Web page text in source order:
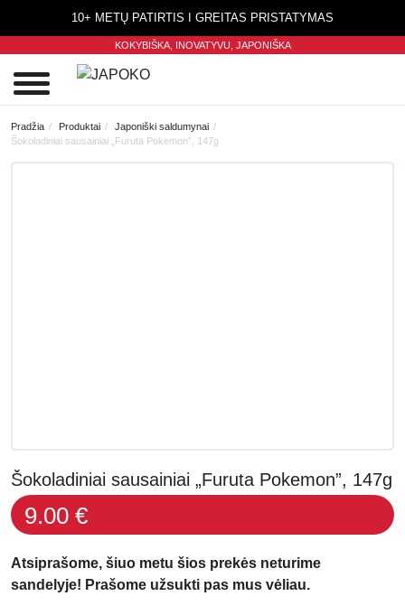
10+ METŲ PATIRTIS I GREITAS PRISTATYMAS
KOKYBIŠKA, INOVATYVU, JAPONIŠKA
Pradžia Produktai
Japoniški saldumynai
Šokoladiniai sausainiai „Furuta Pokemon”, 147g
Šokoladiniai sausainiai „Furuta Pokemon”, 147g
9.00 €
Atsiprašome, šiuo metu šios prekės neturime
sandelyje! Prašome užsukti pas mus vėliau.